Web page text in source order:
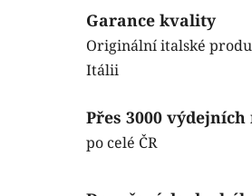
Garance kvality
Originální italské
Itálii
Přes 3000
po celé ČR